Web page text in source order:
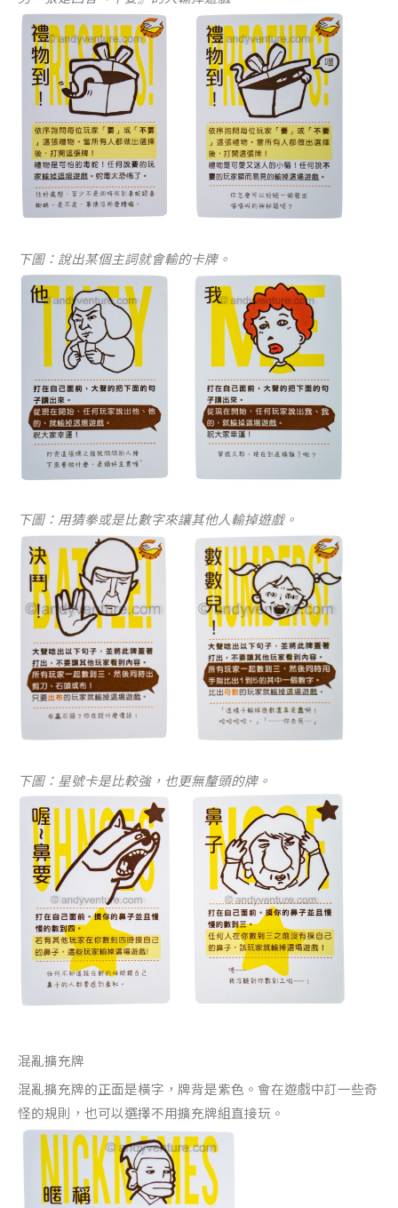
下圖：說出某個主詞就會輸的卡牌。
下圖：用猜拳或是比數字來讓其他人輸掉遊戲。
下圖：星號卡是比較強，也更無釐頭的牌。
混亂擴充牌
混亂擴充牌的正面是橫字，牌背是紫色。會在遊戲中訂一些奇
怪的規則，也可以選擇不用擴充牌組直接玩。